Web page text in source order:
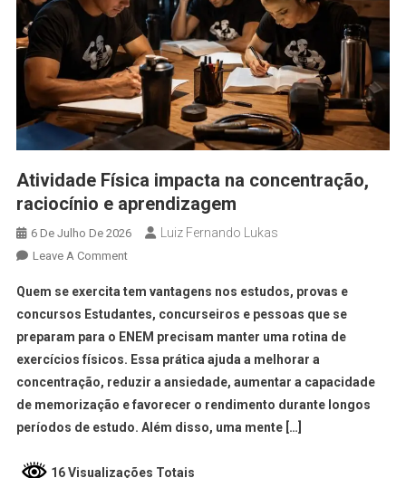
Atividade Física impacta na concentração,
raciocínio e aprendizagem
6 De Julho De 2026 Luiz Fernando Lukas
Leave A Comment
Quem se exercita tem vantagens nos estudos, provas e
concursos Estudantes, concurseiros e pessoas que se
preparam para o ENEM precisam manter uma rotina de
exercícios físicos. Essa prática ajuda a melhorar a
concentração, reduzir a ansiedade, aumentar a capacidade
de memorização e favorecer o rendimento durante longos
períodos de estudo. Além disso, uma mente […]
16 Visualizações Totais